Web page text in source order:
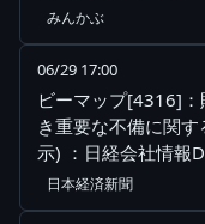
みんかぶ
06/29 17:00
ビーマップ[4316]
き重要な不備に関
示) ：日経会社情報
日本経済新聞